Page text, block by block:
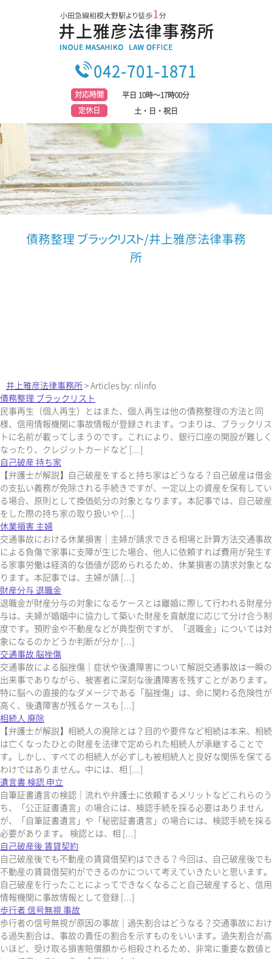
042-701-1871
対応時間
平日 10時～17時00分
定休日
土・日・祝日
債務整理 ブラックリスト/井上雅彦法律事務
所
井上雅彦法律事務所>Articles by: nlinfo
債務整理 ブラックリスト
民事再生（個人再生）とはまた、個人再生は他の債務整理の方法と同
様、信用情報機関に事故情報が登録されます。つまりは、ブラックリス
トに名前が載ってしまうのです。これにより、銀行口座の開設が難しく
なったり、クレジットカードなど […]
自己破産 持ち家
【弁護士が解説】自己破産をすると持ち家はどうなる？自己破産は借金
の支払い義務が免除される手続きですが、一定以上の資産を保有してい
る場合、原則として換価処分の対象となります。本記事では、自己破産
をした際の持ち家の取り扱いや […]
休業損害 主婦
交通事故における休業損害｜主婦が請求できる相場と計算方法交通事故
による負傷で家事に支障が生じた場合、他人に依頼すれば費用が発生す
る家事労働は経済的な価値が認められるため、休業損害の請求対象とな
ります。本記事では、主婦が請 […]
財産分与 退職金
退職金が財産分与の対象になるケースとは離婚に際して行われる財産分
与は、夫婦が婚姻中に協力して築いた財産を貢献度に応じて分け合う制
度です。預貯金や不動産などが典型例ですが、「退職金」については対
象になるのかどうか判断が分か […]
交通事故 脳挫傷
交通事故による脳挫傷｜症状や後遺障害について解説交通事故は一瞬の
出来事でありながら、被害者に深刻な後遺障害を残すことがあります。
特に脳への直接的なダメージである「脳挫傷」は、命に関わる危険性が
高く、後遺障害が残るケースも […]
相続人 廃除
【弁護士が解説】相続人の廃除とは？目的や要件など相続は本来、相続
は亡くなったひとの財産を法律で定められた相続人が承継することで
す。しかし、すべての相続人が必ずしも被相続人と良好な関係を保てる
わけではありません。中には、相 […]
遺言書 検認 申立
自筆証書遺言の検認｜流れや弁護士に依頼するメリットなどこれらのう
ち、「公正証書遺言」の場合には、検認手続を採る必要はありません
が、「自筆証書遺言」や「秘密証書遺言」の場合には、検認手続を採る
必要があります。 検認とは、相 […]
自己破産後 賃貸契約
自己破産後でも不動産の賃貸借契約はできる？今回は、自己破産後でも
不動産の賃貸借契約ができるのかについて考えていきたいと思います。
自己破産を行ったことによってできなくなること自己破産すると、信用
情報機関に事故情報として登録 […]
歩行者 信号無視 事故
歩行者の信号無視が原因の事故｜過失割合はどうなる？交通事故におけ
る過失割合は、事故の責任の割合を示すものをいいます。過失割合が高
いほど、受け取る損害賠償額から相殺されるため、非常に重要な数値と